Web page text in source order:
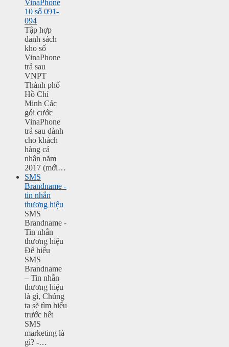
VinaPhone
10 số 091-
094
Tập hợp
danh sách
kho số
VinaPhone
trả sau
VNPT
Thành phố
Hồ Chí
Minh Các
gói cước
VinaPhone
trả sau dành
cho khách
hàng cá
nhân năm
2017 (mới…
SMS
Brandname -
tin nhắn
thương hiệu
SMS
Brandname -
Tin nhắn
thương hiệu
Để hiểu
SMS
Brandname
– Tin nhắn
thương hiệu
là gì, Chúng
ta sẽ tìm hiểu
trước hết
SMS
marketing là
gì? -…